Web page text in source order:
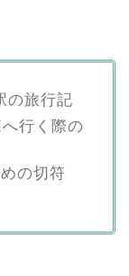
の旅行記
行く際の
の切符